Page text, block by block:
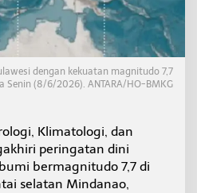
dengan kekuatan magnitudo 7,7
Senin (8/6/2026). ANTARA/HO-BMKG
Klimatologi, dan
peringatan dini
bermagnitudo 7,7 di
selatan Mindanao,